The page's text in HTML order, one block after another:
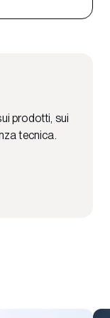
prodotti, sui
tecnica.